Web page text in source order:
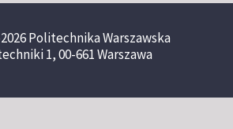
Politechnika Warszawska
1, 00-661 Warszawa